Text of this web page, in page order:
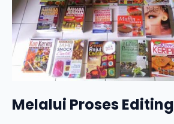
Melalui Proses Editing